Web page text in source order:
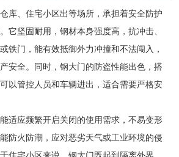
库、住宅小区出等场所，承担着安全防护
它坚固耐用，钢材本身强度高，抗冲击、
铁门，能有效抵御外力冲撞和不法闯入，
安全。同时，钢大门的防盗性能出色，搭
以管控人员和车辆进出，适合需要严格安
适应频繁开启关闭的使用需求，不易变形
防火防潮，应对恶劣天气或工业环境的侵